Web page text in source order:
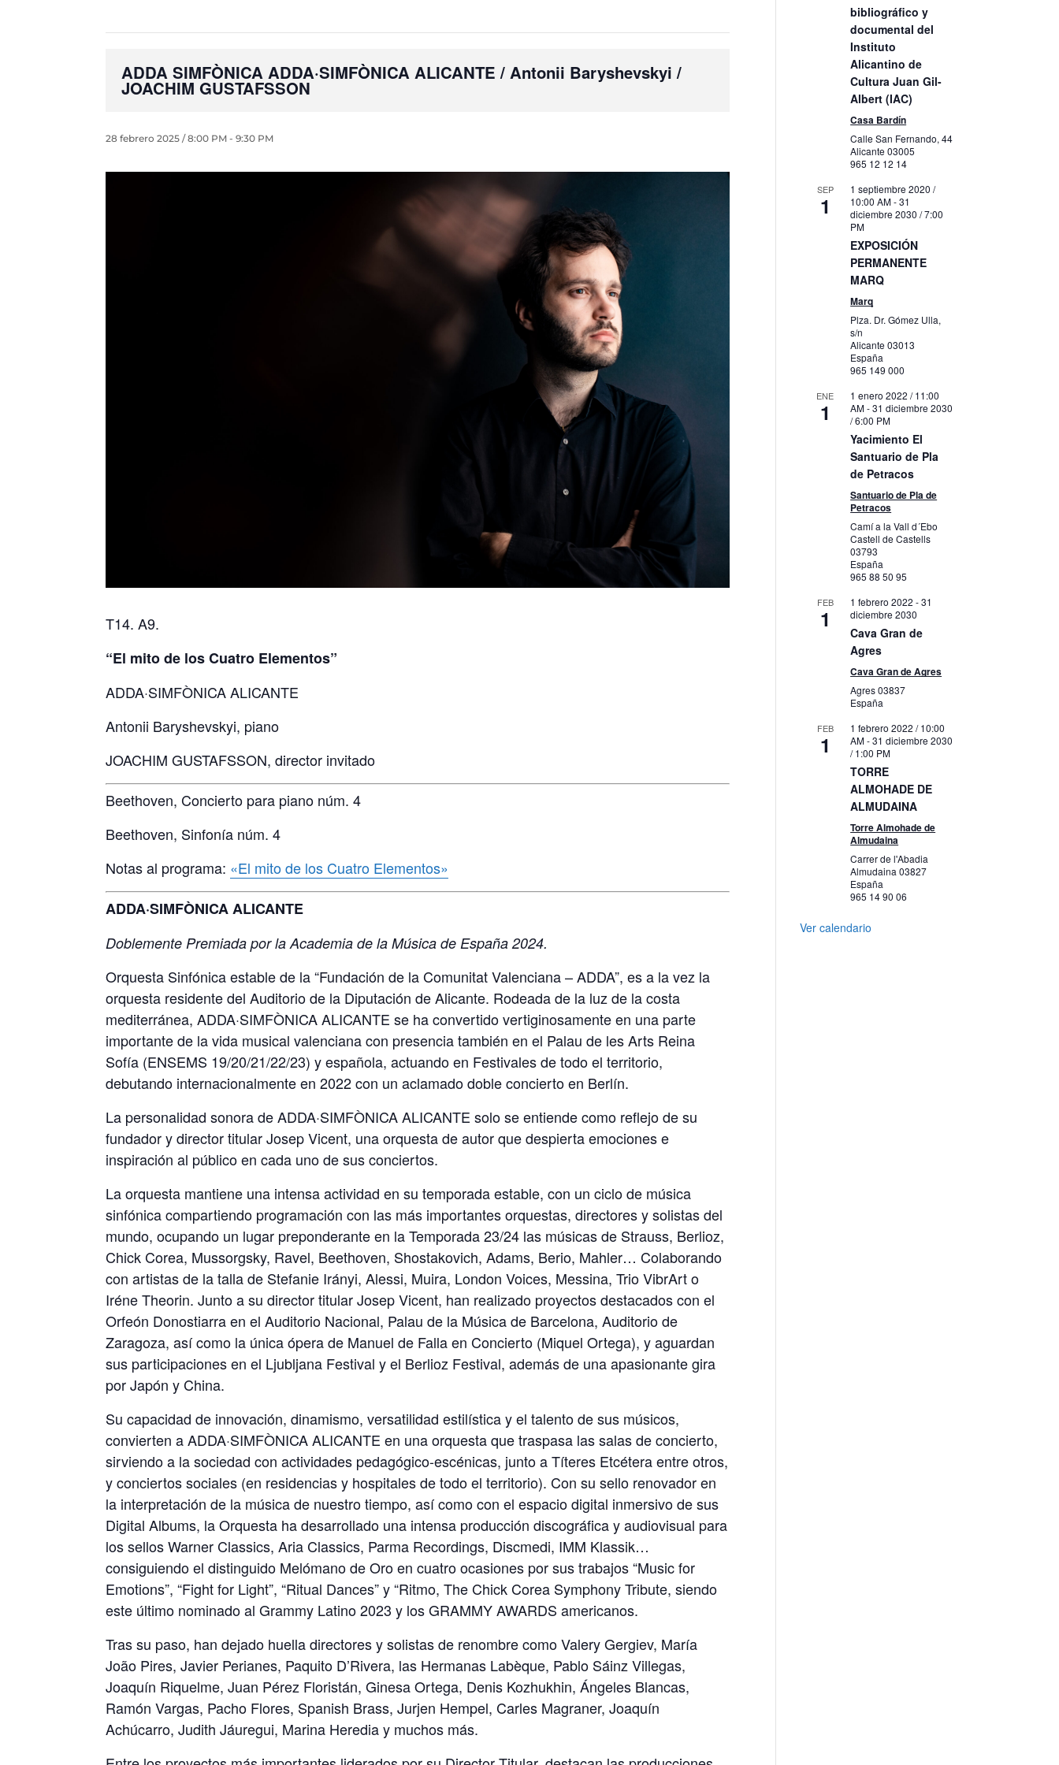
ADDA SIMFÒNICA ADDA·SIMFÒNICA ALICANTE / Antonii Baryshevskyi /
JOACHIM GUSTAFSSON
28 febrero 2025 / 8:00 PM -9:30 PM
T14. A9.
“El mito de los Cuatro Elementos”
ADDA·SIMFÒNICA ALICANTE
Antonii Baryshevskyi, piano
JOACHIM GUSTAFSSON, director invitado
Beethoven, Concierto para piano núm. 4
Beethoven, Sinfonía núm. 4
Notas al programa: «El mito de los Cuatro Elementos»
ADDA·SIMFÒNICA ALICANTE
Doblemente Premiada por la Academia de la Música de España 2024.
Orquesta Sinfónica estable de la “Fundación de la Comunitat Valenciana – ADDA”, es a la vez la
orquesta residente del Auditorio de la Diputación de Alicante. Rodeada de la luz de la costa
mediterránea, ADDA·SIMFÒNICA ALICANTE se ha convertido vertiginosamente en una parte
importante de la vida musical valenciana con presencia también en el Palau de les Arts Reina
Sofía (ENSEMS 19/20/21/22/23) y española, actuando en Festivales de todo el territorio,
debutando internacionalmente en 2022 con un aclamado doble concierto en Berlín.
La personalidad sonora de ADDA·SIMFÒNICA ALICANTE solo se entiende como reflejo de su
fundador y director titular Josep Vicent, una orquesta de autor que despierta emociones e
inspiración al público en cada uno de sus conciertos.
La orquesta mantiene una intensa actividad en su temporada estable, con un ciclo de música
sinfónica compartiendo programación con las más importantes orquestas, directores y solistas del
mundo, ocupando un lugar preponderante en la Temporada 23/24 las músicas de Strauss, Berlioz,
Chick Corea, Mussorgsky, Ravel, Beethoven, Shostakovich, Adams, Berio, Mahler… Colaborando
con artistas de la talla de Stefanie Irányi, Alessi, Muira, London Voices, Messina, Trio VibrArt o
Iréne Theorin. Junto a su director titular Josep Vicent, han realizado proyectos destacados con el
Orfeón Donostiarra en el Auditorio Nacional, Palau de la Música de Barcelona, Auditorio de
Zaragoza, así como la única ópera de Manuel de Falla en Concierto (Miquel Ortega), y aguardan
sus participaciones en el Ljubljana Festival y el Berlioz Festival, además de una apasionante gira
por Japón y China.
Su capacidad de innovación, dinamismo, versatilidad estilística y el talento de sus músicos,
convierten a ADDA·SIMFÒNICA ALICANTE en una orquesta que traspasa las salas de concierto,
sirviendo a la sociedad con actividades pedagógico-escénicas, junto a Títeres Etcétera entre otros,
y conciertos sociales (en residencias y hospitales de todo el territorio). Con su sello renovador en
la interpretación de la música de nuestro tiempo, así como con el espacio digital inmersivo de sus
Digital Albums, la Orquesta ha desarrollado una intensa producción discográfica y audiovisual para
los sellos Warner Classics, Aria Classics, Parma Recordings, Discmedi, IMM Klassik…
consiguiendo el distinguido Melómano de Oro en cuatro ocasiones por sus trabajos “Music for
Emotions”, “Fight for Light”, “Ritual Dances” y “Ritmo, The Chick Corea Symphony Tribute, siendo
este último nominado al Grammy Latino 2023 y los GRAMMY AWARDS americanos.
Tras su paso, han dejado huella directores y solistas de renombre como Valery Gergiev, María
João Pires, Javier Perianes, Paquito D’Rivera, las Hermanas Labèque, Pablo Sáinz Villegas,
Joaquín Riquelme, Juan Pérez Floristán, Ginesa Ortega, Denis Kozhukhin, Ángeles Blancas,
Ramón Vargas, Pacho Flores, Spanish Brass, Jurjen Hempel, Carles Magraner, Joaquín
Achúcarro, Judith Jáuregui, Marina Heredia y muchos más.
bibliográfico y
documental del
Instituto
Alicantino de
Cultura Juan Gil-
Albert (IAC)
Casa Bardín
Calle San Fernando, 44
Alicante03005
965 12 12 14
SEP
1
1 septiembre 2020 /
10:00 AM-31
diciembre 2030 / 7:00
PM
EXPOSICIÓN
PERMANENTE
MARQ
Marq
Plza. Dr. Gómez Ulla,
s/n
Alicante03013
España
965 149 000
ENE
1
1 enero 2022 / 11:00
AM-31 diciembre 2030
/ 6:00 PM
Yacimiento El
Santuario de Pla
de Petracos
Santuario de Pla de
Petracos
Camí a la Vall d´Ebo
Castell de Castells
03793
España
965 88 50 95
FEB
1
1 febrero 2022 -31
diciembre 2030
Cava Gran de
Agres
Cava Gran de Agres
Agres03837
España
FEB
1
1 febrero 2022 / 10:00
AM-31 diciembre 2030
/ 1:00 PM
TORRE
ALMOHADE DE
ALMUDAINA
Torre Almohade de
Almudaina
Carrer de l'Abadia
Almudaina03827
España
965 14 90 06
Ver calendario